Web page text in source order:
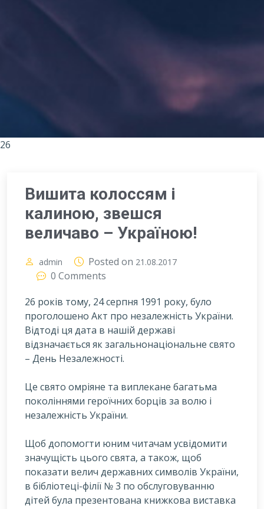
26
Вишита колоссям і
калиною, звешся
величаво – Україною!
admin Posted on 21.08.2017
0 Comments
26 років тому, 24 серпня 1991 року, було
проголошено Акт про незалежність України.
Відтоді ця дата в нашій державі
відзначається як загальнонаціональне свято
– День Незалежності.
Це свято омріяне та виплекане багатьма
поколіннями героїчних борців за волю і
незалежність України.
Щоб допомогти юним читачам усвідомити
значущість цього свята, а також, щоб
показати велич державних символів України,
в бібліотеці-філії № 3 по обслуговуванню
дітей була презентована книжкова виставка